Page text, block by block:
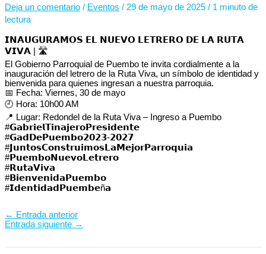
Deja un comentario / Eventos / 29 de mayo de 2025 / 1 minuto de
lectura
𝗜𝗡𝗔𝗨𝗚𝗨𝗥𝗔𝗠𝗢𝗦 𝗘𝗟 𝗡𝗨𝗘𝗩𝗢 𝗟𝗘𝗧𝗥𝗘𝗥𝗢 𝗗𝗘 𝗟𝗔 𝗥𝗨𝗧𝗔
𝗩𝗜𝗩𝗔 | 🛣️
El Gobierno Parroquial de Puembo te invita cordialmente a la
inauguración del letrero de la Ruta Viva, un símbolo de identidad y
bienvenida para quienes ingresan a nuestra parroquia.
📅 Fecha: Viernes, 30 de mayo
🕘 Hora: 10h00 AM
📍 Lugar: Redondel de la Ruta Viva – Ingreso a Puembo
#𝗚𝗮𝗯𝗿𝗶𝗲𝗹𝗧𝗶𝗻𝗮𝗷𝗲𝗿𝗼𝗣𝗿𝗲𝘀𝗶𝗱𝗲𝗻𝘁𝗲⁣⁣⁣⁣⁣
#𝗚𝗮𝗱𝗗𝗲𝗣𝘂𝗲𝗺𝗯𝗼𝟮𝟬𝟮𝟯-𝟮𝟬𝟮𝟳⁣⁣⁣⁣⁣
#𝗝𝘂𝗻𝘁𝗼𝘀𝗖𝗼𝗻𝘀𝘁𝗿𝘂𝗶𝗺𝗼𝘀𝗟𝗮𝗠𝗲𝗷𝗼𝗿𝗣𝗮𝗿𝗿𝗼𝗾𝘂𝗶𝗮⁣⁣⁣⁣⁣
#𝗣𝘂𝗲𝗺𝗯𝗼𝗡𝘂𝗲𝘃𝗼𝗟𝗲𝘁𝗿𝗲𝗿𝗼
#𝗥𝘂𝘁𝗮𝗩𝗶𝘃𝗮
#𝗕𝗶𝗲𝗻𝘃𝗲𝗻𝗶𝗱𝗮𝗣𝘂𝗲𝗺𝗯𝗼
#𝗜𝗱𝗲𝗻𝘁𝗶𝗱𝗮𝗱𝗣𝘂𝗲𝗺𝗯𝗲ñ𝗮
← Entrada anterior
Entrada siguiente →